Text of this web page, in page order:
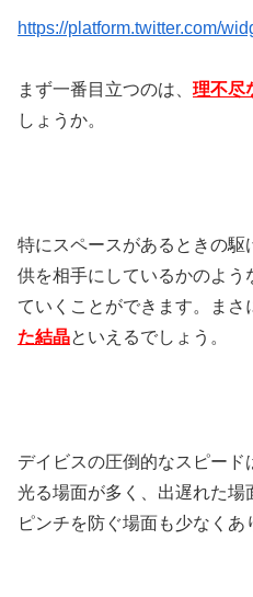
https://platform.twitter.com/
まず一番目立つのは、 理不尽
しょうか。
特にスペースがあるときの
供を相手にしているかのよ
ていくことができます。まさ
た結晶といえるでしょう。
デイビスの圧倒的なスピー
光る場面が多く、出遅れた場
ピンチを防ぐ場面も少なくあ